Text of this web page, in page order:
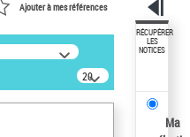
Ajouter à mes références
20
résultats/page
RÉCUPÉRER
LES
NOTICES
Ma